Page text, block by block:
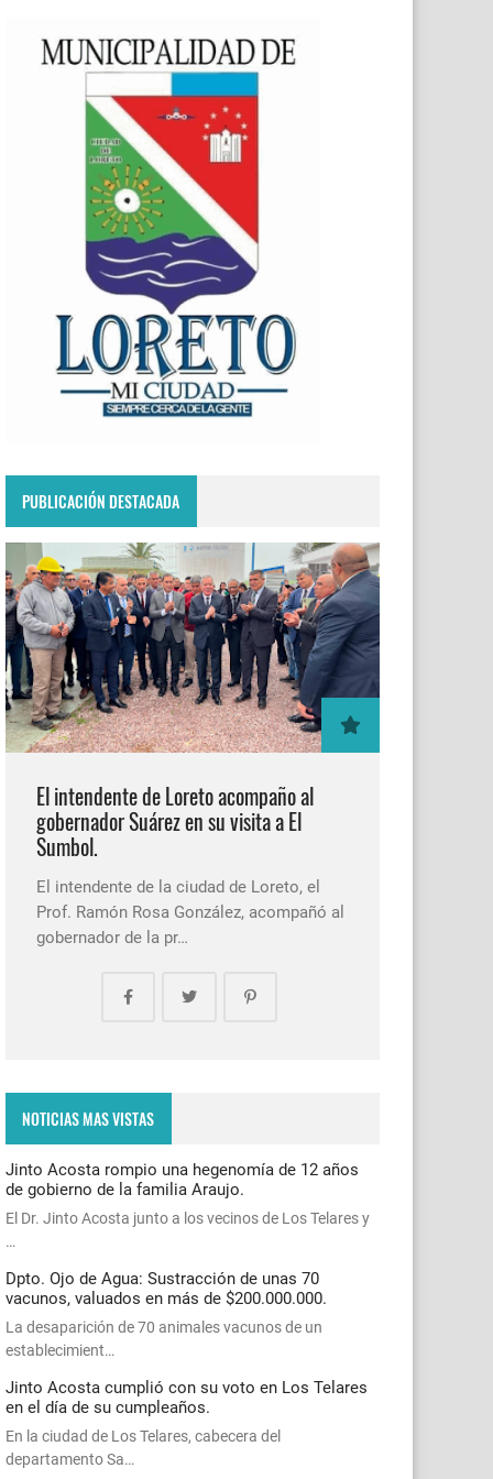
PUBLICACIÓN DESTACADA
El intendente de Loreto acompaño al
gobernador Suárez en su visita a El
Sumbol.
El intendente de la ciudad de Loreto, el
Prof. Ramón Rosa González, acompañó al
gobernador de la pr…
NOTICIAS MAS VISTAS
Jinto Acosta rompio una hegenomía de 12 años
de gobierno de la familia Araujo.
El Dr. Jinto Acosta junto a los vecinos de Los Telares y
…
Dpto. Ojo de Agua: Sustracción de unas 70
vacunos, valuados en más de $200.000.000.
La desaparición de 70 animales vacunos de un
establecimient…
Jinto Acosta cumplió con su voto en Los Telares
en el día de su cumpleaños.
En la ciudad de Los Telares, cabecera del
departamento Sa…